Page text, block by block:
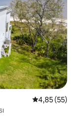
5 üzerinden
4,85 (55)